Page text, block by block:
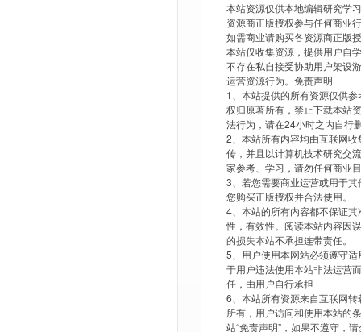
本站资源仅供本地编辑研究学
资源商正版授权参与任何商业
如需商业请购买各资源商正版
本站仅收集资源，提供用户自
不存在私自接受协助用户架设
运营资源行为。免责声明
1、本站提供的所有资源仅供
权归原著所有，禁止下载本站
法行为，请在24小时之内自行
2、本站所有内容均由互联网
传，并且以计算机技术研究交
家参考、学习，请勿任何商业
3、若您需要商业运营或用于
您购买正版授权并合法使用。
4、本站的所有内容都不保证
性，有效性。阅读本站内容因
的损失本站不承担连带责任。
5、用户使用本网站必须遵守
于用户违法使用本站非法运营
任，由用户自行承担
6、本站所有资源来自互联网
所有，用户访问和使用本站的
站“免责声明”，如果不遵守，